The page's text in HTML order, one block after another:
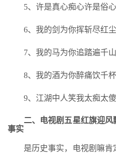
5、许是真心痴心许是俗
6、我的剑为你挥斩尽红
7、我的马为你追踏遍千
8、我的酒为你醉痛饮千
9、江湖中人笑我太痴太
二、电视剧五星红旗迎
事实
是历史事实，电视剧嘛